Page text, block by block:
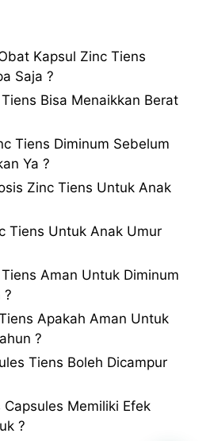
Kapsul Zinc Tiens
Saja ?
Bisa Menaikkan Berat
Tiens Diminum Sebelum
Ya ?
Zinc Tiens Untuk Anak
Tiens Untuk Anak Umur
Aman Untuk Diminum
?
Apakah Aman Untuk
?
Tiens Boleh Dicampur
Memiliki Efek
?